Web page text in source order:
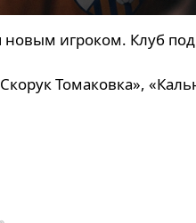
игроком. Клуб
Томаковка»,